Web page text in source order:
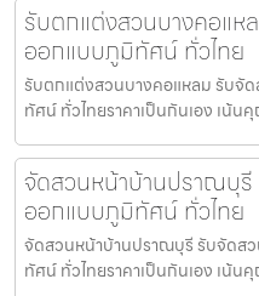
รับตกแต่งสวนบางคอแ
ออกแบบภูมิทัศน์ ทั่วไทย
รับตกแต่งสวนบางคอแหลม รับจั
ทัศน์ ทั่วไทยราคาเป็นกันเอง เน้
จัดสวนหน้าบ้านปราณบุ
ออกแบบภูมิทัศน์ ทั่วไทย
จัดสวนหน้าบ้านปราณบุรี รับจัดส
ทัศน์ ทั่วไทยราคาเป็นกันเอง เน้